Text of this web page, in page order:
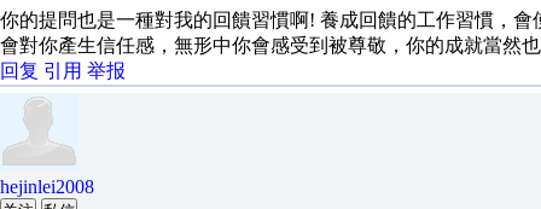
你的提問也是一種對我的回饋習慣啊! 養成回饋的工作習慣，
會對你產生信任感，無形中你會感受到被尊敬，你的成就當然
回复 引用 举报
hejinlei2008